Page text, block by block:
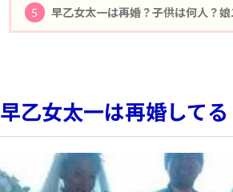
5 早乙女太一は再婚？子供は何人？
早乙女太一は再婚して